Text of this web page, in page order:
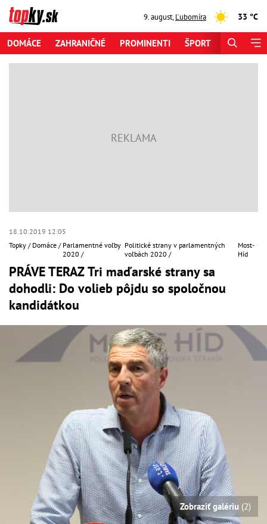
9. august,Ľubomíra 33 °C
DOMÁCE ZAHRANIČNÉ PROMINENTI ŠPORT
18.10.2019 12:05
Topky
Domáce
Parlamentné voľby
2020
Politické strany v parlamentných
voľbách 2020
Most-
Híd
PRÁVE TERAZ Tri maďarské strany sa
dohodli: Do volieb pôjdu so spoločnou
kandidátkou
Zobraziť galériu (2)